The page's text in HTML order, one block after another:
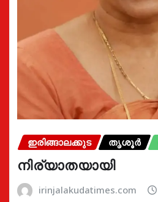
ഇരിങ്ങാലക്കുട തൃശൂർ
നിര്യാതയായി
irinjalakudatimes.com